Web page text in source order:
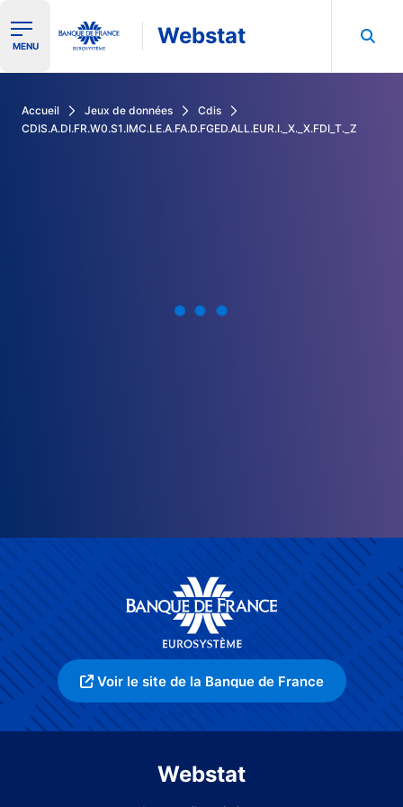
Ouvrir le menu de navigation
MENU Webstat
Accueil Jeux de données
Cdis
CDIS.A.DI.FR.W0.S1.IMC.LE.A.FA.D.FGED.ALL.EUR.I._X._X.FDI_T._Z
Voir le site de la Banque de France
Webstat